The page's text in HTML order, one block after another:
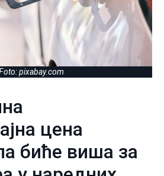
pixabay.com
цена
биће виша за